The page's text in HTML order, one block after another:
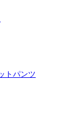
トパンツ